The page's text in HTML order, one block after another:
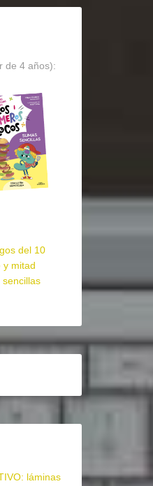
de 4 años):
del 10
y mitad
sencillas
láminas